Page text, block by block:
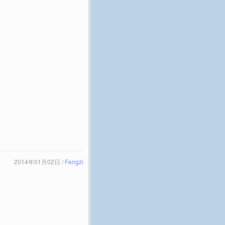
2014年01月02日 / Fengzi